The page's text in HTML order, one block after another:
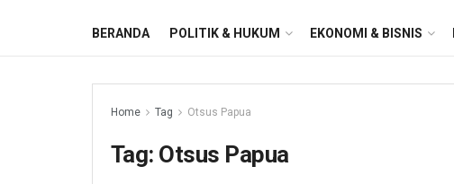
BERANDA POLITIK & HUKUM EKONOMI & BISNIS
Home Tag Otsus Papua
Tag: Otsus Papua